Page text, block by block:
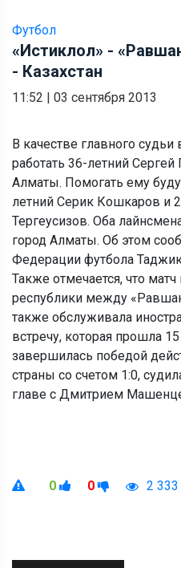
Футбол
«Истиклол» -
- Казахстан
11:52 | 03 сентября 2013
В качестве главного судьи
работать 36-летний
Алматы. Помогать ему
летний Серик Кошкаров и
Тергеусизов. Оба
город Алматы. Об этом
Федерации футбола
Также отмечается, что
республики между
также обслуживала
встречу, которая прошла
завершилась победой
страны со счетом 1:0,
главе с Дмитрием
0 0 2 333